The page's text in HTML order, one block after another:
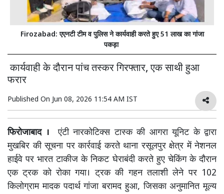
Firozabad: एएनटी टीम व पुलिस ने कार्यवाही करते हुए 51 लाख का गांजा
पकड़ा
कार्यवाही के दौरान पांच तस्कर गिरफ्तार, एक साथी हुआ
फरार
Published On Jun 08, 2026 11:54 AM IST
फिरोजाबाद । एंटी नारकोटिक्स टास्क की आगरा यूनिट के द्वारा
मुखबिर की सूचना पर कार्रवाई करते थाना रसूलपुर क्षेत्र में नेशनल
हाईवे पर भारत टाकीज के निकट घेराबंदी करते हुए चेकिंग के दौरान
एक ट्रक को रोका गया। ट्रक की गहन तलाशी लेने पर 102
किलोग्राम मादक पदार्थ गांजा बरामद हुआ, जिसका अनुमानित मूल्य